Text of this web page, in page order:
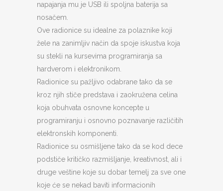
napajanja mu je USB ili spoljna baterija sa
nosačem.
Ove radionice su idealne za polaznike koji
žele na zanimljiv način da spoje iskustva koja
su stekli na kursevima programiranja sa
hardverom i elektronikom.
Radionice su pažljivo odabrane tako da se
kroz njih stiče predstava i zaokružena celina
koja obuhvata osnovne koncepte u
programiranju i osnovno poznavanje različitih
elektronskih komponenti.
Radionice su osmišljene tako da se kod dece
podstiče kritičko razmišljanje, kreativnost, ali i
druge veštine koje su dobar temelj za sve one
koje će se nekad baviti informacionih